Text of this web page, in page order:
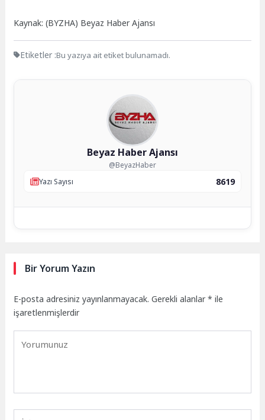
Kaynak: (BYZHA) Beyaz Haber Ajansı
Etiketler :Bu yazıya ait etiket bulunamadı.
Beyaz Haber Ajansı
@BeyazHaber
Yazı Sayısı
8619
Bir Yorum Yazın
E-posta adresiniz yayınlanmayacak. Gerekli alanlar* ile
işaretlenmişlerdir